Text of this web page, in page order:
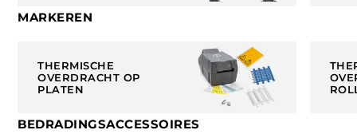
MARKEREN
THERMISCHE
OVERDRACHT OP
PLATEN
BEDRADINGSACCESSOIRES